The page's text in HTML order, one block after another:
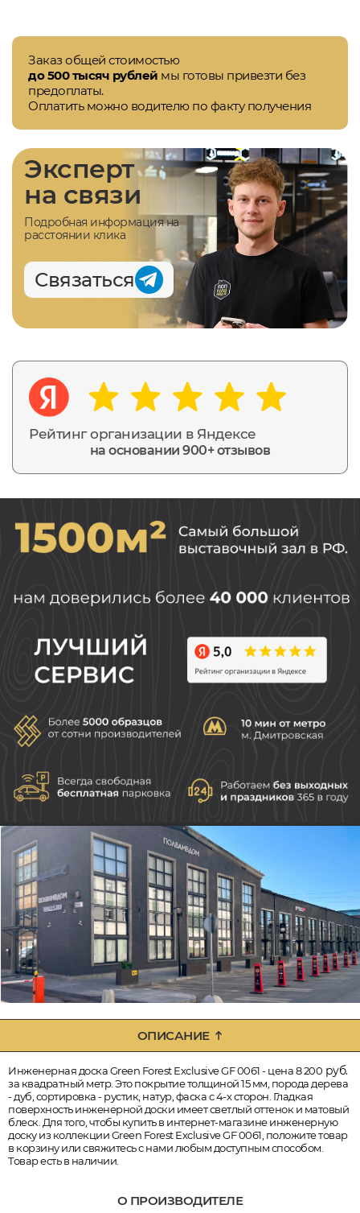
Заказ общей стоимостью
до 500 тысяч рублей мы готовы привезти без
предоплаты.
Оплатить можно водителю по факту получения
Рейтинг организации в Яндексе
на основании 900+ отзывов
Эксперт
на связи
Подробная информация на
расстоянии клика
Связаться
ОПИСАНИЕ
Инженерная доска Green Forest Exclusive GF 0061 - цена 8 200 руб.
за квадратный метр. Это покрытие толщиной 15 мм, порода дерева
- дуб, сортировка - рустик, натур, фаска с 4-х сторон. Гладкая
поверхность инженерной доски имеет светлый оттенок и матовый
блеск. Для того, чтобы купить в интернет-магазине инженерную
доску из коллекции Green Forest Exclusive GF 0061, положите товар
в корзину или свяжитесь с нами любым доступным способом.
Товар есть в наличии.
О ПРОИЗВОДИТЕЛЕ